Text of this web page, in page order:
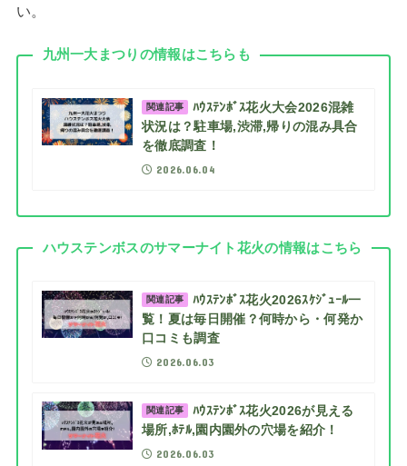
い。
九州一大まつりの情報はこちらも
関連記事
ﾊｳｽﾃﾝﾎﾞｽ花火大会2026混雑
状況は？駐車場,渋滞,帰りの混み具合
を徹底調査！
2026.06.04
ハウステンボスのサマーナイト花火の情報はこちら
関連記事
ﾊｳｽﾃﾝﾎﾞｽ花火2026ｽｹｼﾞｭｰﾙ一
覧！夏は毎日開催？何時から・何発か
口コミも調査
2026.06.03
関連記事
ﾊｳｽﾃﾝﾎﾞｽ花火2026が見える
場所,ﾎﾃﾙ,園内園外の穴場を紹介！
2026.06.03